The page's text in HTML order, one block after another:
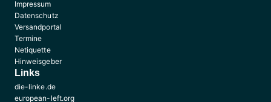
Impressum
Datenschutz
Versandportal
Termine
Netiquette
Hinweisgeber
Links
die-linke.de
european-left.org